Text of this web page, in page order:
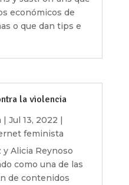
económicos de
o que dan tips e
la violencia
| Jul 13, 2022 |
feminista
Alicia Reynoso
como una de las
de contenidos